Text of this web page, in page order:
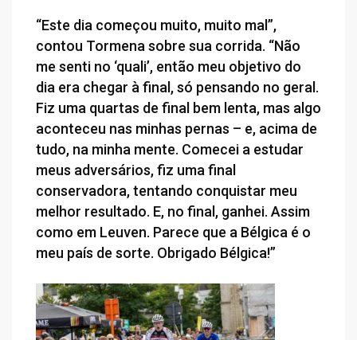
“Este dia começou muito, muito mal”,
contou Tormena sobre sua corrida. “Não
me senti no ‘quali’, então meu objetivo do
dia era chegar à final, só pensando no geral.
Fiz uma quartas de final bem lenta, mas algo
aconteceu nas minhas pernas – e, acima de
tudo, na minha mente. Comecei a estudar
meus adversários, fiz uma final
conservadora, tentando conquistar meu
melhor resultado. E, no final, ganhei. Assim
como em Leuven. Parece que a Bélgica é o
meu país de sorte. Obrigado Bélgica!”